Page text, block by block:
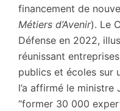
financement de
Métiers d’Avenir). Le
Défense en 2022,
réunissant
publics et écoles sur
l’a affirmé le ministre
“former 30 000